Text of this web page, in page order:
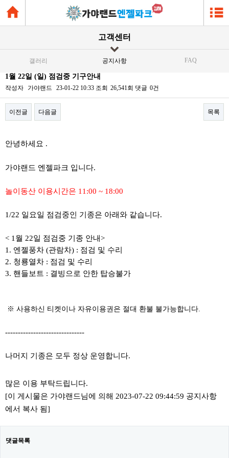
고객센터
갤러리 공지사항 FAQ
1월 22일 (일) 점검중 기구안내
작성자 가야랜드 23-01-22 10:33 조회 26,541회 댓글 0건
이전글 다음글 목록
안녕하세요 .
가야랜드 엔젤파크 입니다.
놀이동산 이용시간은 11:00 ~ 18:00
1/22 일요일 점검중인 기종은 아래와 같습니다.
< 1월 22일 점검중 기종 안내>
1. 엔젤풍차 (관람차) : 점검 및 수리
2. 청룡열차 : 점검 및 수리
3. 핸들보트 : 결빙으로 안한 탑승불가
​ ​※ 사용하신 티켓이나 자유이용권은 절대 환불 불가능합니다.
-------------------------------
나머지 기종은 모두 정상 운영합니다.
많은 이용 부탁드립니다.
[이 게시물은 가야랜드님에 의해 2023-07-22 09:44:59 공지사항
에서 복사 됨]
댓글목록